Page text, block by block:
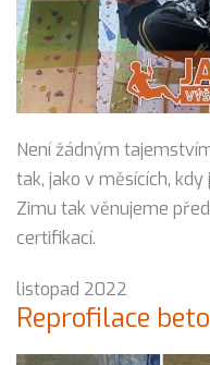
Není žádným
tak, jako v měsících,
Zimu tak věnujeme
certifikací.
listopad 2022
Reprofilace